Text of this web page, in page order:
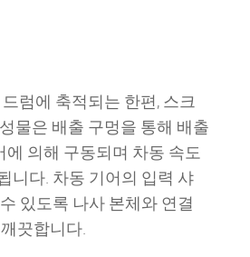
럼에 축적되는 한편, 스크
물은 배출 구멍을 통해 배출
의해 구동되며 차동 속도
니다. 차동 기어의 입력 샤
있도록 나사 본체와 연결
끗합니다.